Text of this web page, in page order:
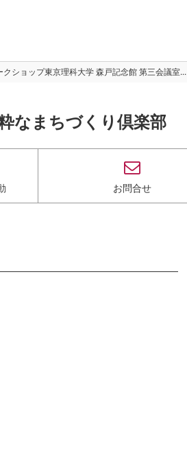
クショップ東京理科大学 森戸記念館 第三会議室...
なまちづくり倶楽部
お問合せ